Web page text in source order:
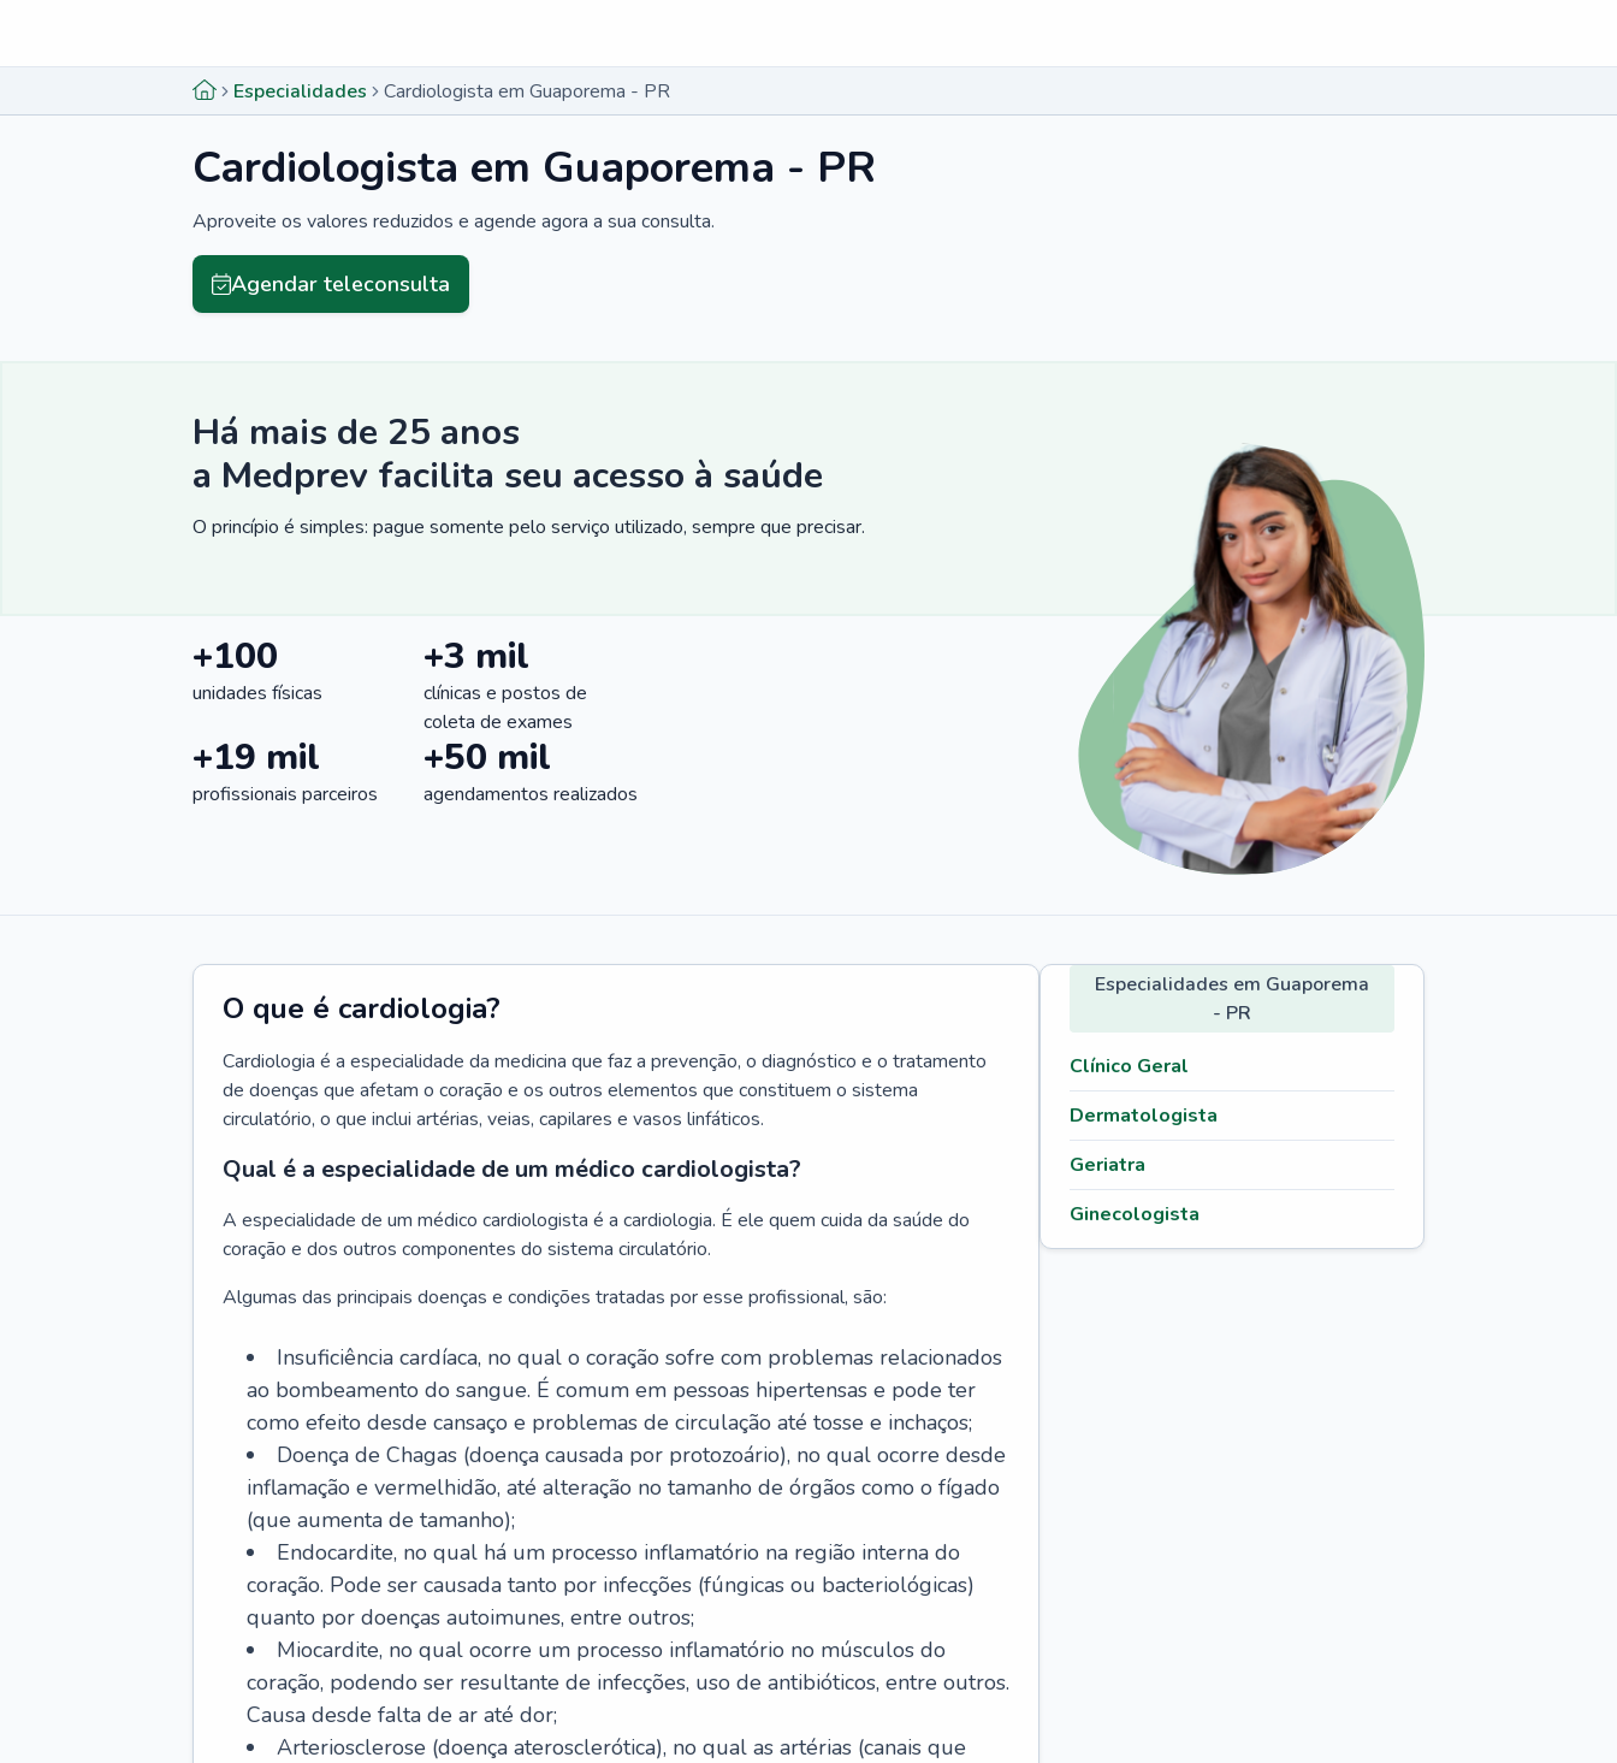
Especialidades Cardiologista em Guaporema - PR
Cardiologista em Guaporema - PR
Aproveite os valores reduzidos e agende agora a sua consulta.
Agendar teleconsulta
Há mais de 25 anos
a Medprev facilita seu acesso à saúde
O princípio é simples: pague somente pelo serviço utilizado, sempre que precisar.
+100
unidades físicas
+3 mil
clínicas e postos de
coleta de exames
+19 mil
profissionais parceiros
+50 mil
agendamentos realizados
O que é cardiologia?
Cardiologia é a especialidade da medicina que faz a prevenção, o diagnóstico e o tratamento
de doenças que afetam o coração e os outros elementos que constituem o sistema
circulatório, o que inclui artérias, veias, capilares e vasos linfáticos.
Qual é a especialidade de um médico cardiologista?
A especialidade de um médico cardiologista é a cardiologia. É ele quem cuida da saúde do
coração e dos outros componentes do sistema circulatório.
Algumas das principais doenças e condições tratadas por esse profissional, são:
Insuficiência cardíaca, no qual o coração sofre com problemas relacionados
ao bombeamento do sangue. É comum em pessoas hipertensas e pode ter
como efeito desde cansaço e problemas de circulação até tosse e inchaços;
Doença de Chagas (doença causada por protozoário), no qual ocorre desde
inflamação e vermelhidão, até alteração no tamanho de órgãos como o fígado
(que aumenta de tamanho);
Endocardite, no qual há um processo inflamatório na região interna do
coração. Pode ser causada tanto por infecções (fúngicas ou bacteriológicas)
quanto por doenças autoimunes, entre outros;
Miocardite, no qual ocorre um processo inflamatório no músculos do
coração, podendo ser resultante de infecções, uso de antibióticos, entre outros.
Causa desde falta de ar até dor;
Arteriosclerose (doença aterosclerótica), no qual as artérias (canais que
Especialidades em Guaporema
- PR
Clínico Geral
Dermatologista
Geriatra
Ginecologista